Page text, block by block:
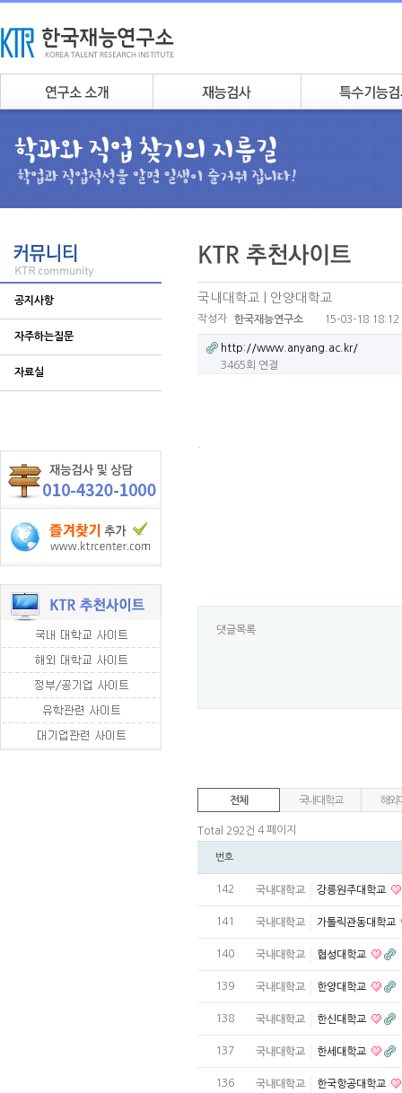
공지사항
자주하는질문
자료실
국내대학교 | 안양대학교
작성자 한국재능연구소 15-03-18 18:12
http://www.anyang.ac.kr/
3465회 연결
댓글목록
전체 국내대학교 해외
Total 292건 4 페이지
번호
142 국내대학교 강릉원주대학교
141 국내대학교 가톨릭관동대학교
140 국내대학교 협성대학교
139 국내대학교 한양대학교
138 국내대학교 한신대학교
137 국내대학교 한세대학교
136 국내대학교 한국항공대학교